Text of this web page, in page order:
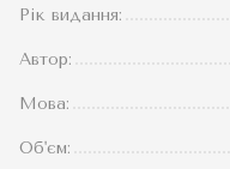
Рік видання:
Автор:
Мова:
Об'єм: